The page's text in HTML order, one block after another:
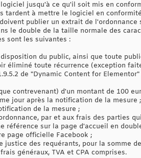
jusqu'à ce qu'il soit mis en
tardent à mettre le logiciel en
publier un extrait de l'ordonnance
le double de la taille normale des
sont les suivantes :
du public, ainsi que toute
éliminé toute récurrence (exception
de "Dynamic Content for
contrevenant) d'un montant de 100
jour après la notification de la mesure
de la mesure ;
par et aux frais des parties
référence sur la page d'accueil en
page officielle Facebook ;
des requérants, pour la somme
généraux, TVA et CPA comprises.